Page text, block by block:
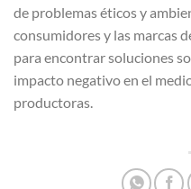
de problemas éticos y
consumidores y las marcas
para encontrar soluciones
impacto negativo en el
productoras.